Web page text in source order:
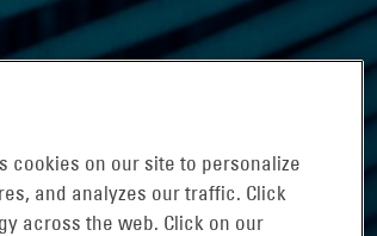
cookies on our site to personalize
and analyzes our traffic. Click
across the web. Click on our